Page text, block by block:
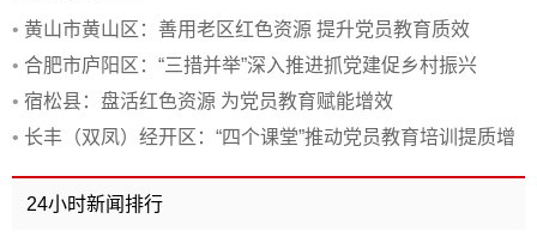
• 黄山市黄山区：善用老区红色资源 提升党员教育质效
• 合肥市庐阳区：“三措并举”深入推进抓党建促乡村振兴
• 宿松县：盘活红色资源 为党员教育赋能增效
• 长丰（双凤）经开区：“四个课堂”推动党员教育培训提质增
效
24小时新闻排行